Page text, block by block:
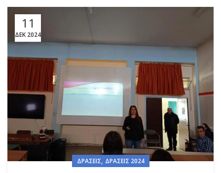
11
ΔΕΚ 2024
ΔΡΆΣΕΙΣ, ΔΡΆΣΕΙΣ 2024